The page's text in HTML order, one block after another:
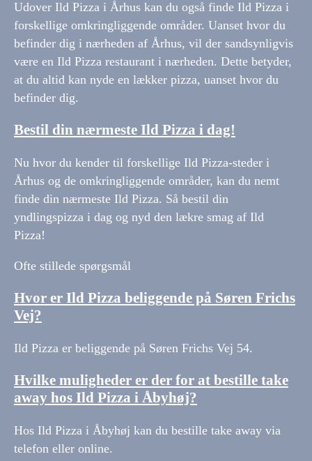
Udover Ild Pizza i Århus kan du også finde Ild Pizza i
forskellige omkringliggende områder. Uanset hvor du
befinder dig i nærheden af Århus, vil der sandsynligvis
være en Ild Pizza restaurant i nærheden. Dette betyder,
at du altid kan nyde en lækker pizza, uanset hvor du
befinder dig.
Bestil din nærmeste Ild Pizza i dag!
Nu hvor du kender til forskellige Ild Pizza-steder i
Århus og de omkringliggende områder, kan du nemt
finde din nærmeste Ild Pizza. Så bestil din
yndlingspizza i dag og nyd den lækre smag af Ild
Pizza!
Ofte stillede spørgsmål
Hvor er Ild Pizza beliggende på Søren Frichs
Vej?
Ild Pizza er beliggende på Søren Frichs Vej 54.
Hvilke muligheder er der for at bestille take
away hos Ild Pizza i Åbyhøj?
Hos Ild Pizza i Åbyhøj kan du bestille take away via
telefon eller online.